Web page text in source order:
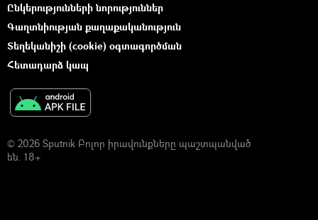
Ընկերությունների նորություններ
Գաղտնիության քաղաքականություն
Տեղեկանիշի (cookie) օգտագործման
Հետադարձ կապ
© 2026 Sputnik Բոլոր իրավունքները պաշտպանված
են. 18+